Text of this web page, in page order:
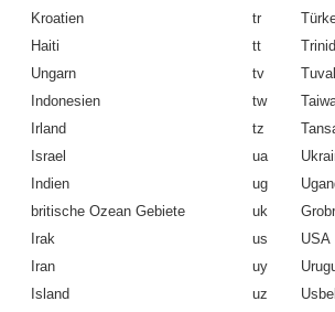
Kroatien
Haiti
Ungarn
Indonesien
Irland
Israel
Indien
britische Ozean Gebiete
Irak
Iran
Island
tr
tt
tv
tw
tz
ua
ug
uk
us
USA
uy
uz